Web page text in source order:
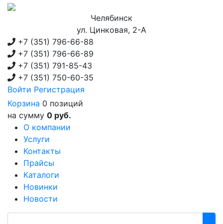
Челябинск
ул. Цинковая, 2-А
+7 (351) 796-66-88
+7 (351) 796-66-89
+7 (351) 791-85-43
+7 (351) 750-60-35
Войти Регистрация
Корзина 0 позиций
на сумму 0 руб.
О компании
Услуги
Контакты
Прайсы
Каталоги
Новинки
Новости